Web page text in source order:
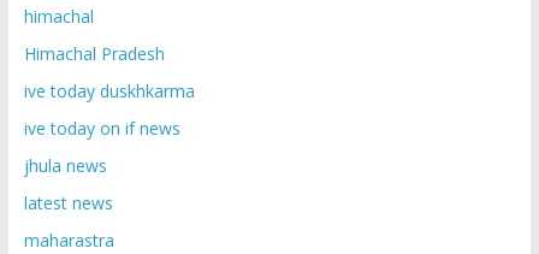
himachal
Himachal Pradesh
ive today duskhkarma
ive today on if news
jhula news
latest news
maharastra